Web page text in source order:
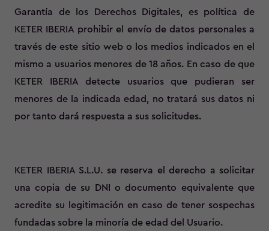
Garantía de los Derechos Digitales, es política de
KETER IBERIA prohibir el envío de datos personales a
través de este sitio web o los medios indicados en el
mismo a usuarios menores de 18 años. En caso de que
KETER IBERIA detecte usuarios que pudieran ser
menores de la indicada edad, no tratará sus datos ni
por tanto dará respuesta a sus solicitudes.
KETER IBERIA S.L.U. se reserva el derecho a solicitar
una copia de su DNI o documento equivalente que
acredite su legitimación en caso de tener sospechas
fundadas sobre la minoría de edad del Usuario.